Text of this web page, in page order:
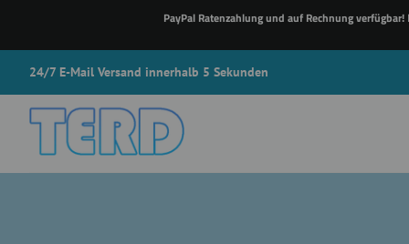
PayPal Ratenzahlung und auf Rechnung verfügbar!
24/7 E-Mail Versand innerhalb 5 Sekunden